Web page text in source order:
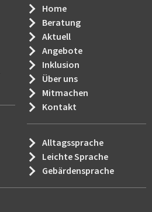
Home
Beratung
Aktuell
Angebote
Inklusion
Über uns
Mitmachen
Kontakt
Alltagssprache
Leichte Sprache
Gebärdensprache